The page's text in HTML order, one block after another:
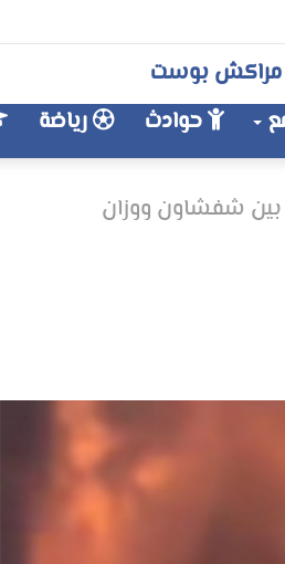
مراكش بوست
حوادث رياضة
شفشاون ووزان